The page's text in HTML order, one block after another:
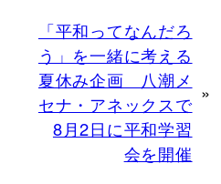
「平和ってなんだろ
う」を一緒に考える
夏休み企画 八潮メ
セナ・アネックスで
8月2日に平和学習
会を開催
»